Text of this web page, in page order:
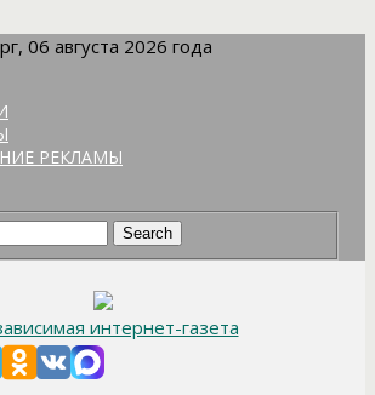
06 августа 2026 года
РЕКЛАМЫ
интернет-газета